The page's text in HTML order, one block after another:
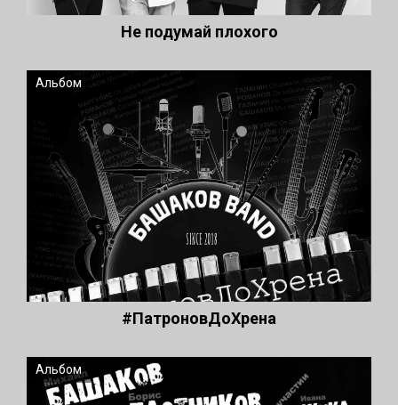
Не подумай плохого
Альбом
#ПатроновДоХрена
Альбом